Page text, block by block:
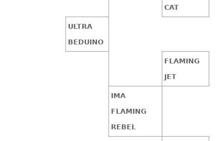
CAT
ULTRA
BEDUINO
FLAMING
JET
IMA
FLAMING
REBEL